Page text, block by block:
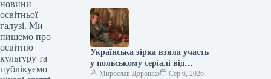
новини
освітньої
галузі. Ми
пишемо про
освітню
культуру та
публікуємо
Укрінформ У Музеї війни відбулася
прем’єра першої…
Українська зірка взяла участь
у польському серіалі від
Netflix
Мирослав Дорошко Сер 6, 2026